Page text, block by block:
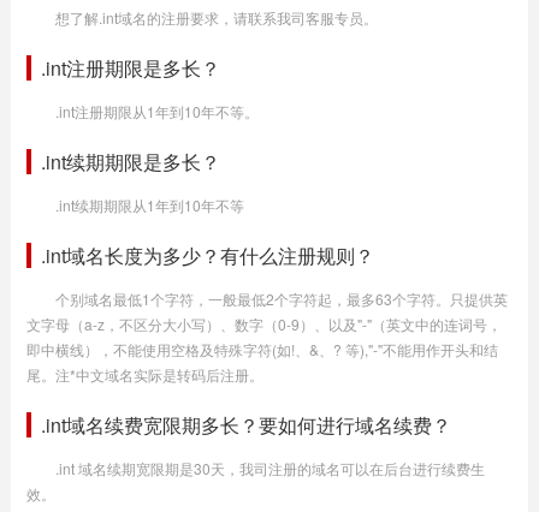
想了解.int域名的注册要求，请联系我司客服专员。
.int注册期限是多长？
.int注册期限从1年到10年不等。
.int续期期限是多长？
.int续期期限从1年到10年不等
.int域名长度为多少？有什么注册规则？
个别域名最低1个字符，一般最低2个字符起，最多63个字符。只提供英
文字母（a-z，不区分大小写）、数字（0-9）、以及"-"（英文中的连词号，
即中横线），不能使用空格及特殊字符(如!、&、? 等),"-"不能用作开头和结
尾。注*中文域名实际是转码后注册。
.int域名续费宽限期多长？要如何进行域名续费？
.int 域名续期宽限期是30天，我司注册的域名可以在后台进行续费生
效。